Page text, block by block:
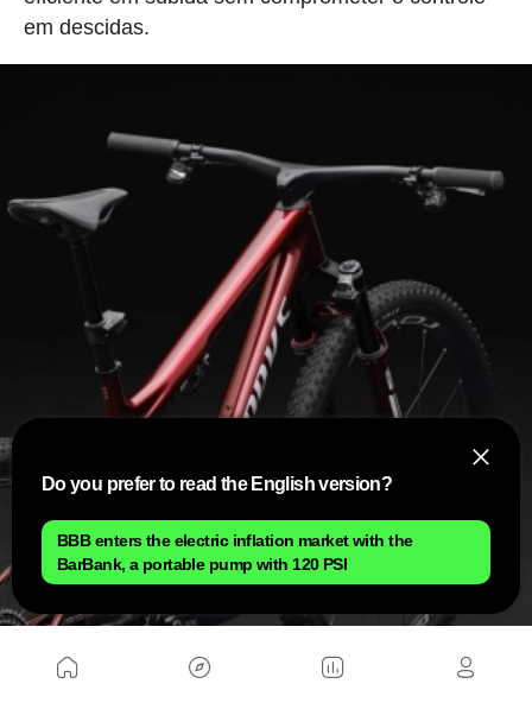
em descidas.
Do you prefer to read the English version?
BBB enters the electric inflation market with the
BarBank, a portable pump with 120 PSI